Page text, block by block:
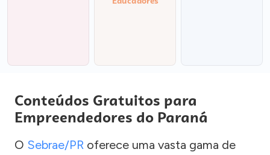
Conteúdos Gratuitos para
Empreendedores do Paraná
O Sebrae/PR oferece uma vasta gama de